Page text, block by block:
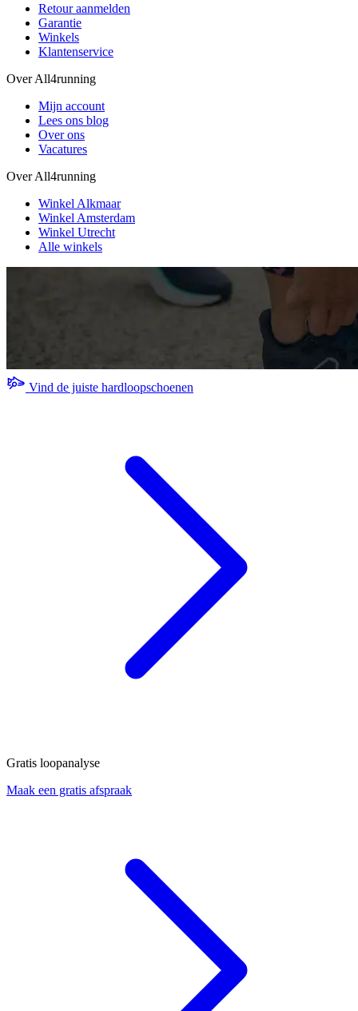
Retour aanmelden
Garantie
Winkels
Klantenservice
Over All4running
Mijn account
Lees ons blog
Over ons
Vacatures
Over All4running
Winkel Alkmaar
Winkel Amsterdam
Winkel Utrecht
Alle winkels
Vind de juiste hardloopschoenen
Gratis loopanalyse
Maak een gratis afspraak